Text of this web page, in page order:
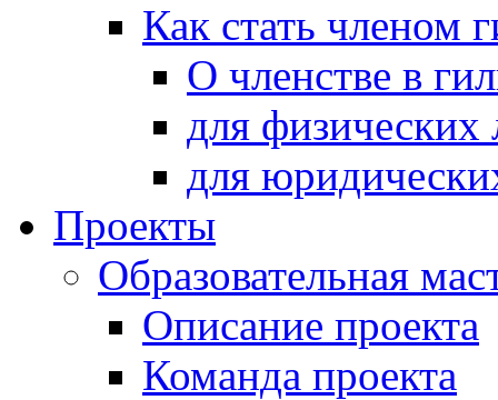
Как стать членом
О членстве в
для физических
для
Проекты
Образовательная
Описание проекта
Команда проекта